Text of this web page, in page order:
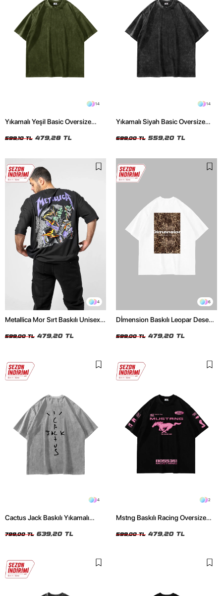
14
Yıkamalı Yeşil Basic Oversize
599,10 TL 479,28 TL
14
Yıkamalı Siyah Basic Oversize
699,00 TL 559,20 TL
4
Metallica Mor Sırt Baskılı Unisex
599,00 TL 479,20 TL
6
Dİmension Baskılı Leopar Desenli
Tshirt
599,00 TL 479,20 TL
4
Cactus Jack Baskılı Yıkamalı
799,00 TL 639,20 TL
2
Mstng Baskılı Racing Oversize
599,00 TL 479,20 TL